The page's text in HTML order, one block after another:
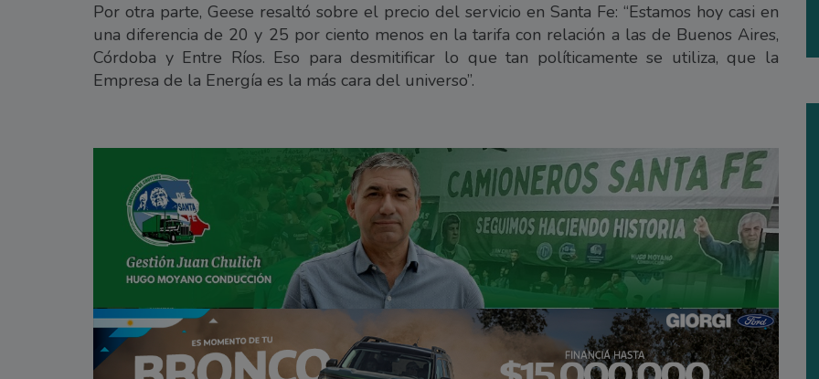
Por otra parte, Geese resaltó sobre el precio del servicio en Santa Fe: “Estamos hoy casi en
una diferencia de 20 y 25 por ciento menos en la tarifa con relación a las de Buenos Aires,
Córdoba y Entre Ríos. Eso para desmitificar lo que tan políticamente se utiliza, que la
Empresa de la Energía es la más cara del universo”.